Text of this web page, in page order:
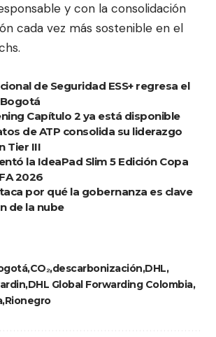
y con la consolidación
cada vez más sostenible en el
de Seguridad ESS+ regresa el
Capítulo 2 ya está disponible
de ATP consolida su liderazgo
Tier III
la IdeaPad Slim 5 Edición Copa
2026
por qué la gobernanza es clave
de la nube
CO₂descarbonización DHL
DHL Global Forwarding Colombia
Rionegro